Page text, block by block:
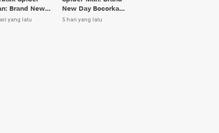
Brand New
Ada Hulk vs
yang lalu
New Day Bocorkan
Lokasi Peter di Luar
5 hari yang lalu